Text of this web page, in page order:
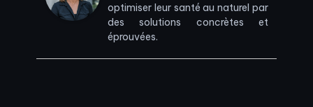
optimiser leur santé au naturel par
des solutions concrètes et
éprouvées.